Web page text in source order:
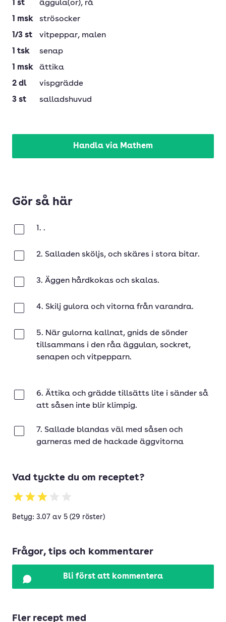
1 st äggula(or), rå
1 msk
strösocker
1/3 st vitpeppar, malen
1 tsk
senap
1 msk
ättika
2 dl
vispgrädde
3 st salladshuvud
Handla via Mathem
Gör så här
1. .
2. Salladen sköljs, och skäres i stora bitar.
3. Äggen hårdkokas och skalas.
4. Skilj gulora och vitorna från varandra.
5. När gulorna kallnat, gnids de sönder
tillsammans i den råa äggulan, sockret,
senapen och vitpepparn.
6. Ättika och grädde tillsätts lite i sänder så
att såsen inte blir klimpig.
7. Sallade blandas väl med såsen och
garneras med de hackade äggvitorna
Vad tyckte du om receptet?
Betyg: 3.07 av 5 (29 röster)
Frågor, tips och kommentarer
Bli först att kommentera
Fler recept med